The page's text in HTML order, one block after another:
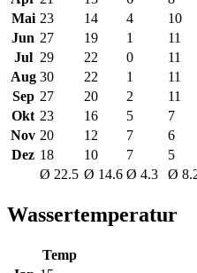
Mai 23 14 4
10
Jun 27 19 1
11
Jul 29 22 0
11
Aug 30 22 1
11
Sep 27 20 2
11
Okt 23 16 5
7
Nov 20 12 7
6
Dez 18 10 7
5
Ø 22.5 Ø 14.6 Ø 4.3 Ø
Wassertemperatur
Temp